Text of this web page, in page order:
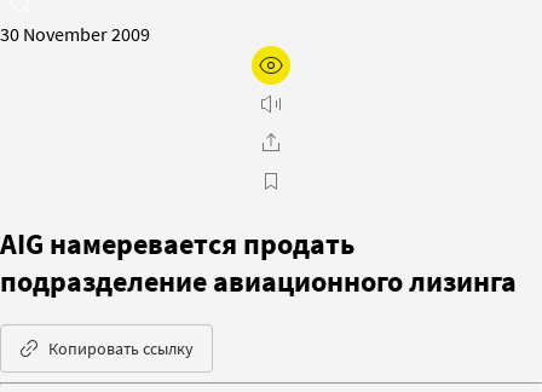
30 November 2009
AIG намеревается продать
подразделение авиационного лизинга
Копировать ссылку